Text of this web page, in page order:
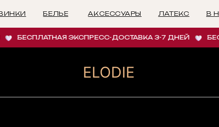
ЛАТЕКС
БЕЛЬЕ В НАЛИЧИИ
АКСЕССУАРЫ
БЕСПЛАТНАЯ ЭКСПРЕСС-ДОСТАВКА 3-7 ДНЕЙ
ELODIE